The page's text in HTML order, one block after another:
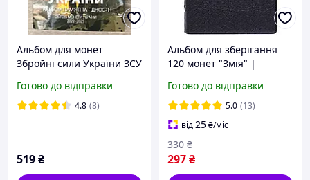
Альбом для монет
Збройні сили України ЗСУ
2022-2025
Готово до відправки
4.8 (8)
519₴
Альбом для зберігання
120 монет "Змія" |
клясер для монет |
Чорний
Готово до відправки
5.0 (13)
від25₴/міс
297₴
330 ₴